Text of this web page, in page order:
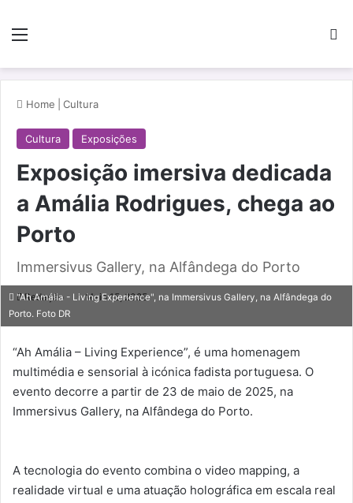
Menu
Home Cultura
Cultura Exposições
Exposição imersiva dedicada
a Amália Rodrigues, chega ao
Porto
Immersivus Gallery, na Alfândega do Porto
Redação Maio 15, 2025
"Ah Amália - Living Experience", na Immersivus Gallery, na Alfândega do
Porto. Foto DR
“Ah Amália – Living Experience”, é uma homenagem
multimédia e sensorial à icónica fadista portuguesa. O
evento decorre a partir de 23 de maio de 2025, na
Immersivus Gallery, na Alfândega do Porto.
A tecnologia do evento combina o video mapping, a
realidade virtual e uma atuação holográfica em escala real